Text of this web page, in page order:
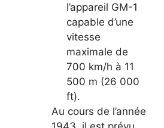
l’appareil GM-1
capable d’une
vitesse
maximale de
700 km/h à 11
500 m (26 000
ft).
Au cours de l’année